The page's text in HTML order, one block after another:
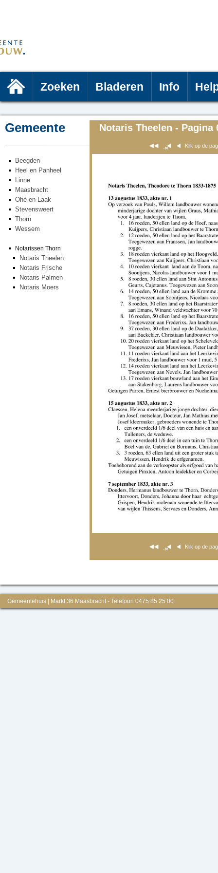
Zoeken Bladeren Info
Gemeente
Beegden
Heel en Panheel
Linne
Maasbracht
Ohé en Laak
Stevensweert
Thorn
Wessem
Notarissen Thorn
Notaris Theelen
Notaris Frische
Notaris Palmen
Notaris Moers
Notaris Theelen - Pagina
Klik op de
Klik op de
Gemeentehuis | Markt 36 Maasbracht - Telefoon 0475 85 25 00